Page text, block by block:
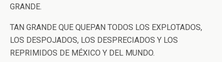
GRANDE.
TAN GRANDE QUE QUEPAN TODOS LOS EXPLOTADOS,
LOS DESPOJADOS, LOS DESPRECIADOS Y LOS
REPRIMIDOS DE MÉXICO Y DEL MUNDO.